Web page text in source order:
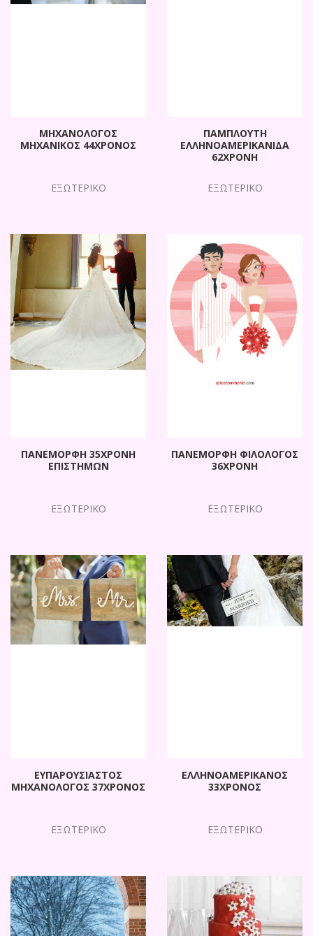
ΜΗΧΑΝΟΛΟΓΟΣ
ΜΗΧΑΝΙΚΟΣ 44ΧΡΟΝΟΣ
ΕΞΩΤΕΡΙΚΟ
ΠΑΜΠΛΟΥΤΗ
ΕΛΛΗΝΟΑΜΕΡΙΚΑΝΙΔΑ
62ΧΡΟΝΗ
ΕΞΩΤΕΡΙΚΟ
ΠΑΝΕΜΟΡΦΗ 35ΧΡΟΝΗ
ΕΠΙΣΤΗΜΩΝ
ΕΞΩΤΕΡΙΚΟ
ΠΑΝΕΜΟΡΦΗ ΦΙΛΟΛΟΓΟΣ
36ΧΡΟΝΗ
ΕΞΩΤΕΡΙΚΟ
ΕΥΠΑΡΟΥΣΙΑΣΤΟΣ
ΜΗΧΑΝΟΛΟΓΟΣ 37ΧΡΟΝΟΣ
ΕΞΩΤΕΡΙΚΟ
ΕΛΛΗΝΟΑΜΕΡΙΚΑΝΟΣ
33ΧΡΟΝΟΣ
ΕΞΩΤΕΡΙΚΟ